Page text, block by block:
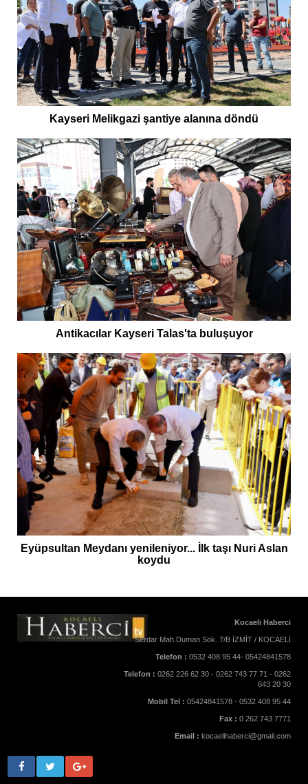
Kayseri Melikgazi şantiye alanına döndü
Antikacılar Kayseri Talas'ta buluşuyor
Eyüpsultan Meydanı yenileniyor... İlk taşı Nuri Aslan
koydu
Kocaeli Haberci
Serdar Mah.Duman Sok. 7/B İZMİT / KOCAELİ
Telefon : 0532 408 95 44- 05424841578
Telefon : 0262 226 62 30 - 0262 743 77 71 - 0262
643 20 30
Mobil Tel : 05424841578 - 0532 408 95 44
Fax : 0 262 743 7771
Email : kocaelihaberci@gmail.com